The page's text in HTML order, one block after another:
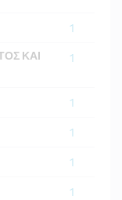
1
ΚΑΙ
1
1
1
1
1